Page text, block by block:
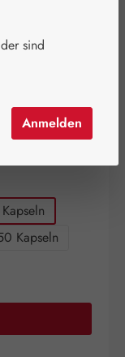
Kapseln
sind
Anmelden